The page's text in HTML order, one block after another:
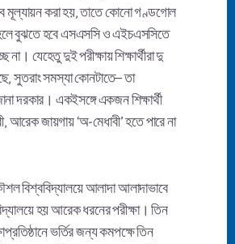
মূল্যায়ন করা হয়, তাতে কোনো গণ্ডগোল
বুঝতে হবে এসএসসি ও এইচএসসিতে
না। যেহেতু দুই পরীক্ষায় শিক্ষার্থীরা দু
সুতরাং সমস্যা কোনটাতে– তা
দরকার। একইসঙ্গে একজন শিক্ষার্থী
আরেক জায়গায় ‘অ-মেধাবী’ হতে পারে না
বিশ্ববিদ্যালয়ে আলাদা আলাদাভাবে
হয় আরেক ধরনের পরীক্ষা। তিন
ভর্তির জন্য কমপক্ষে তিন